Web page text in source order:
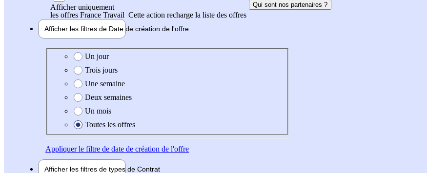
Afficher uniquement
les offres France Travail Cette action recharge la liste des offres
Qui sont nos partenaires ?
Afficher les filtres de Date de création de l'offre
Date de création de l'offre
Un jour
Trois jours
Une semaine
Deux semaines
Un mois
Toutes les offres
Appliquerle filtre de date de création de l'offre
Afficher les filtres de types de Contrat